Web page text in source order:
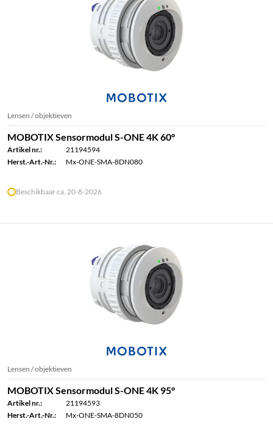
Lensen / objektieven
MOBOTIX Sensormodul S-ONE 4K 60°
Artikel nr.:
21194594
Herst.-Art.-Nr.:
Mx-ONE-SMA-8DN080
Beschikbaar ca. 20-8-2026
Lensen / objektieven
MOBOTIX Sensormodul S-ONE 4K 95°
Artikel nr.:
21194593
Herst.-Art.-Nr.:
Mx-ONE-SMA-8DN050